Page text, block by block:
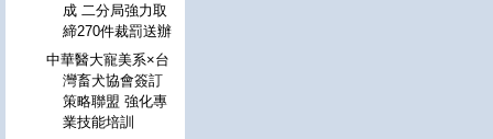
成 二分局強力取
締270件裁罰送辦
中華醫大寵美系×台
灣畜犬協會簽訂
策略聯盟 強化專
業技能培訓